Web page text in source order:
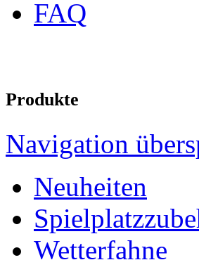
FAQ
Produkte
Navigation
Neuheiten
Wetterfahne